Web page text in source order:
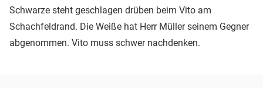
Schwarze steht geschlagen drüben beim Vito am
Schachfeldrand. Die Weiße hat Herr Müller seinem Gegner
abgenommen. Vito muss schwer nachdenken.